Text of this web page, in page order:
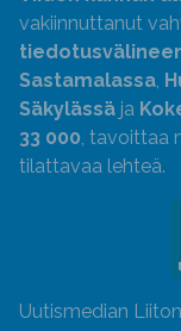
vakiinnuttanut
Sastamalassa,
Säkylässä ja
33 000, tavoittaa
tilattavaa lehteä.
Uutismedian